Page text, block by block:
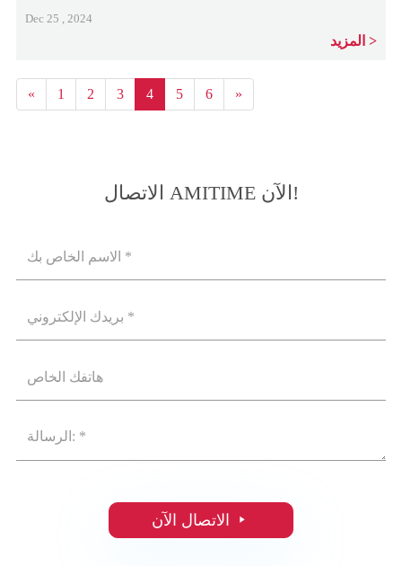
Dec 25 , 2024
المزيد
« 1 2 3 4 5 6 »
الاتصال AMITIME الآن!
